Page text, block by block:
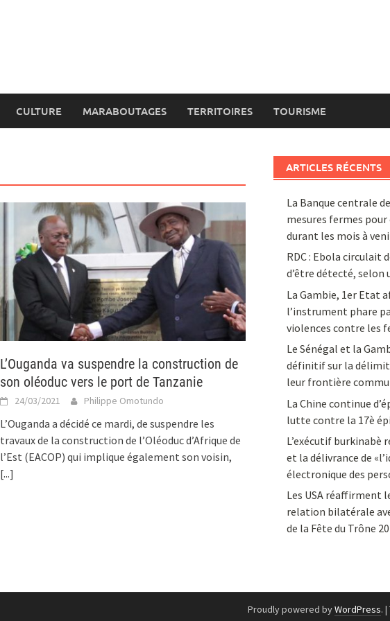
CULTURE MARABOUTAGES TERRITOIRES TOURISME
L’Ouganda va suspendre la construction de
son oléoduc vers le port de Tanzanie
24/03/2021 Philippe Omotundo
L’Ouganda a décidé ce mardi, de suspendre les
travaux de la construction de l’Oléoduc d’Afrique de
l’Est (EACOP) qui implique également son voisin,
[...]
ARTICLES RÉCENTS
La Banque centrale
mesures fermes
durant les mois à
RDC : Ebola circulait
d’être détecté, selon
La Gambie, 1er Etat
l’instrument phare
violences contre les
Le Sénégal et la
définitif sur la
leur frontière
La Chine continue
lutte contre la 17è
L’exécutif burkinabè
et la délivrance de
électronique des
Les USA réaffirment
relation bilatérale
de la Fête du Trône
Proudly powered byWordPress. |